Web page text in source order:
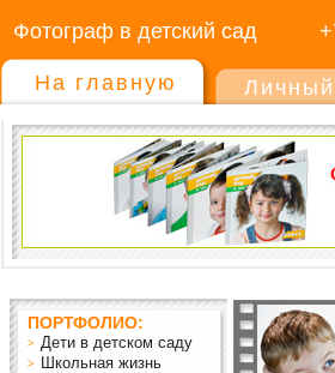
Фотограф в детский сад
На главную Личный
ПОРТФОЛИО:
Дети в детском саду
Школьная жизнь